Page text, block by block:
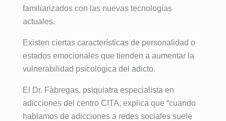
familiarizados con las nuevas tecnologías
actuales.
Existen ciertas características de personalidad o
estados emocionales que tienden a aumentar la
vulnerabilidad psicológica del adicto.
El Dr. Fàbregas, psiquiatra especialista en
adicciones del centro CITA, explica que “cuando
hablamos de adicciones a redes sociales suele